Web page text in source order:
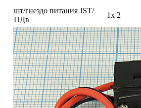
шт/гнездо питания JST/
ПДв
1x 2